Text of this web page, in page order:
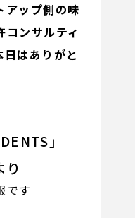
アップ側の味
ンサルティ
はありがと
」
です